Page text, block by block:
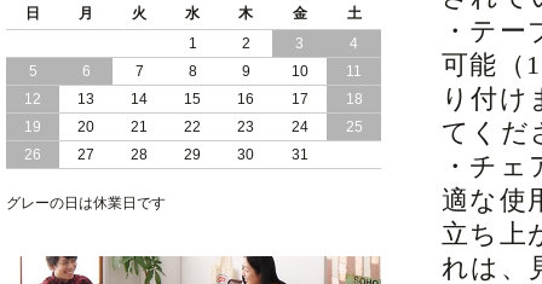
・テ
可能（
り付け
てくだ
・チ
適な使
立ち上
れは、
2024/01/17
大人女子 に 人気 ホワイト ボディ 引き
出し 収納 付き チェスト ベッド 日本製
2024/01/06
おすすめ ヘッドボードレス 大容量 引出
し 収納 チェスト ベッド
2023/12/30
引き出し 5杯 収納庫 付き で 収納力 抜
ト ベッド
日
月 火 水 木 金
土
1
2 3
4
5
6 7 8 9 10
11
12
13 14 15 16 17
18
19
20 21 22 23 24
25
26
27 28 29 30 31
グレーの日は休業日です